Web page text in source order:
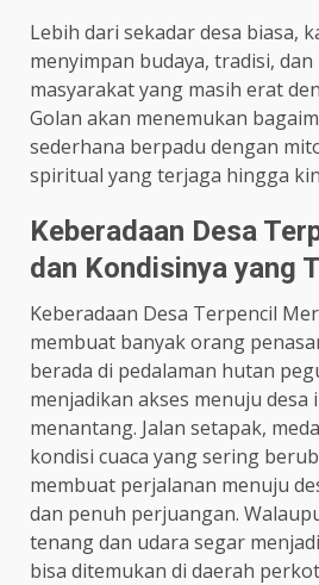
Lebih dari sekadar desa biasa,
menyimpan budaya, tradisi,
masyarakat yang masih erat
Golan akan menemukan
sederhana berpadu dengan
spiritual yang terjaga hingga
Keberadaan Desa
dan Kondisinya yang
Keberadaan Desa Terpencil
membuat banyak orang
berada di pedalaman hutan
menjadikan akses menuju desa
menantang. Jalan setapak,
kondisi cuaca yang sering
membuat perjalanan menuju
dan penuh perjuangan.
tenang dan udara segar
bisa ditemukan di daerah